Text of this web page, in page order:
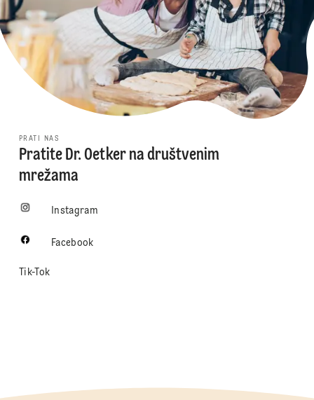
PRATI NAS
Pratite Dr. Oetker na društvenim
mrežama
Instagram
Facebook
Tik-Tok